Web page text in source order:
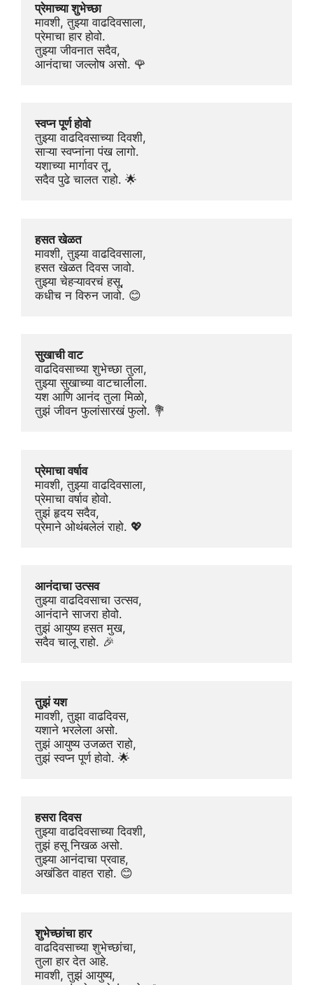
प्रेमाच्या शुभेच्छा
मावशी, तुझ्या वाढदिवसाला,
प्रेमाचा हार होवो.
तुझ्या जीवनात सदैव,
आनंदाचा जल्लोष असो. 🌹
स्वप्न पूर्ण होवो
तुझ्या वाढदिवसाच्या दिवशी,
साऱ्या स्वप्नांना पंख लागो.
यशाच्या मार्गावर तू,
सदैव पुढे चालत राहो. 🌟
हसत खेळत
मावशी, तुझ्या वाढदिवसाला,
हसत खेळत दिवस जावो.
तुझ्या चेहऱ्यावरचं हसू,
कधीच न विरुन जावो. 😊
सुखाची वाट
वाढदिवसाच्या शुभेच्छा तुला,
तुझ्या सुखाच्या वाटचालीला.
यश आणि आनंद तुला मिळो,
तुझं जीवन फुलांसारखं फुलो. 💐
प्रेमाचा वर्षाव
मावशी, तुझ्या वाढदिवसाला,
प्रेमाचा वर्षाव होवो.
तुझं हृदय सदैव,
प्रेमाने ओथंबलेलं राहो. 💖
आनंदाचा उत्सव
तुझ्या वाढदिवसाचा उत्सव,
आनंदाने साजरा होवो.
तुझं आयुष्य हसत मुख,
सदैव चालू राहो. 🎉
तुझं यश
मावशी, तुझा वाढदिवस,
यशाने भरलेला असो.
तुझं आयुष्य उजळत राहो,
तुझं स्वप्न पूर्ण होवो. 🌟
हसरा दिवस
तुझ्या वाढदिवसाच्या दिवशी,
तुझं हसू निखळ असो.
तुझ्या आनंदाचा प्रवाह,
अखंडित वाहत राहो. 😊
शुभेच्छांचा हार
वाढदिवसाच्या शुभेच्छांचा,
तुला हार देत आहे.
मावशी, तुझं आयुष्य,